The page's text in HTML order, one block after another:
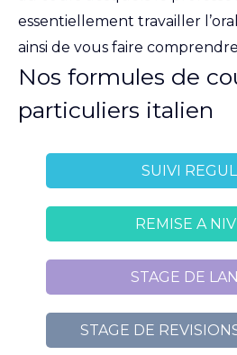
essentiellement travailler
ainsi de vous faire
Nos formules de
particuliers italien
SUIVI
REMISE A
STAGE DE
STAGE DE